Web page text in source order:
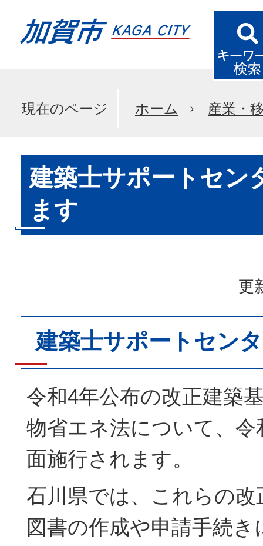
現在のページ ホーム 産業・
建築士サポートセン
ます
更
建築士サポートセン
令和4年公布の改正建築
物省エネ法について、令
面施行されます。
石川県では、これらの
図書の作成や申請手続